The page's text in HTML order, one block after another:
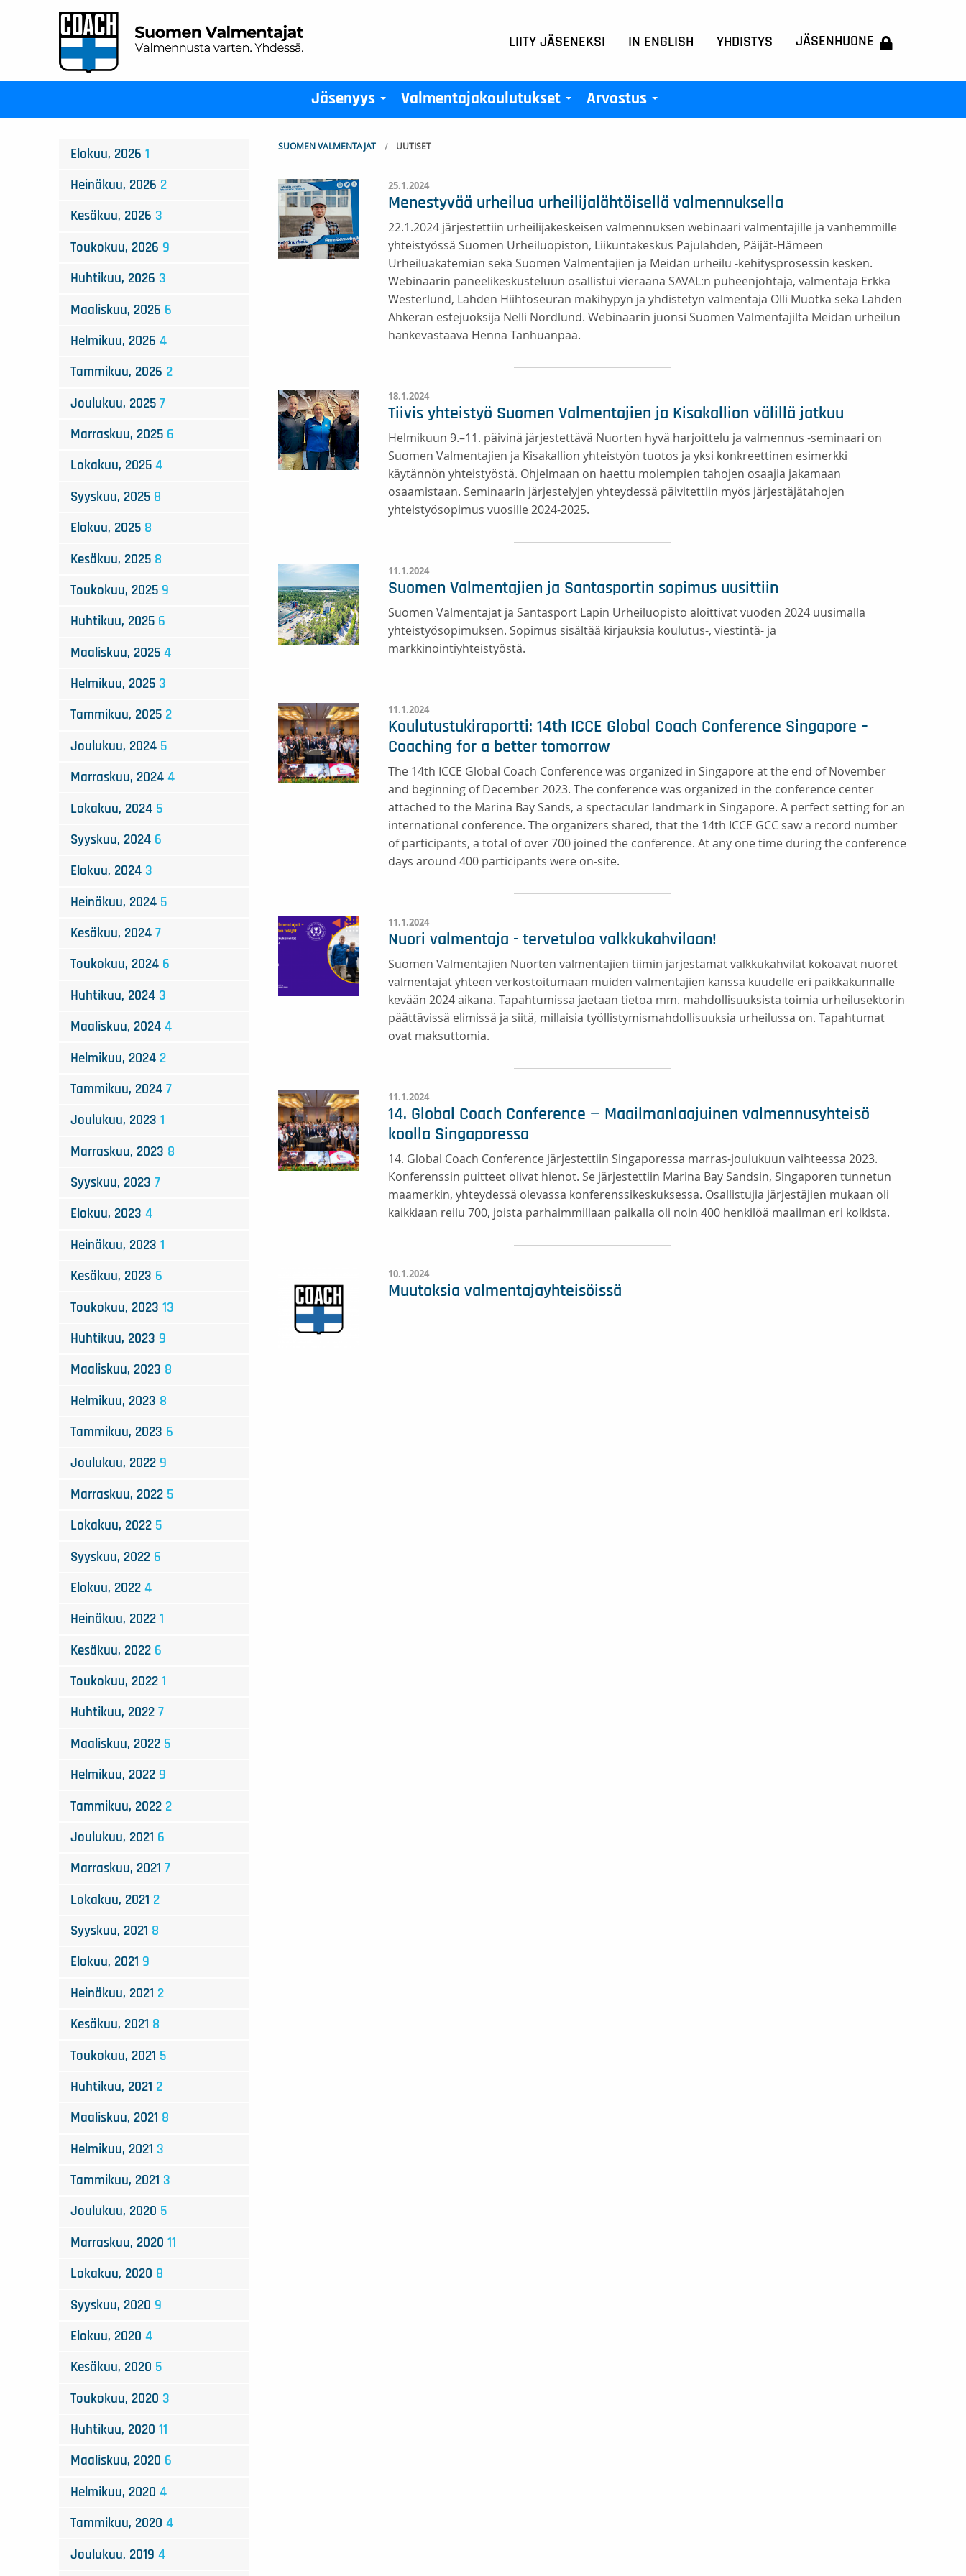
LIITY JÄSENEKSI IN ENGLISH YHDISTYS JÄSENHUONE
Jäsenyys Valmentajakoulutukset Arvostus
SUOMEN VALMENTAJAT UUTISET
25.1.2024
Menestyvää urheilua urheilijalähtöisellä valmennuksella
22.1.2024 järjestettiin urheilijakeskeisen valmennuksen webinaari valmentajille ja vanhemmille
yhteistyössä Suomen Urheiluopiston, Liikuntakeskus Pajulahden, Päijät-Hämeen
Urheiluakatemian sekä Suomen Valmentajien ja Meidän urheilu -kehitysprosessin kesken.
Webinaarin paneelikeskusteluun osallistui vieraana SAVAL:n puheenjohtaja, valmentaja Erkka
Westerlund, Lahden Hiihtoseuran mäkihypyn ja yhdistetyn valmentaja Olli Muotka sekä Lahden
Ahkeran estejuoksija Nelli Nordlund. Webinaarin juonsi Suomen Valmentajilta Meidän urheilun
hankevastaava Henna Tanhuanpää.
18.1.2024
Tiivis yhteistyö Suomen Valmentajien ja Kisakallion välillä jatkuu
Helmikuun 9.–11. päivinä järjestettävä Nuorten hyvä harjoittelu ja valmennus -seminaari on
Suomen Valmentajien ja Kisakallion yhteistyön tuotos ja yksi konkreettinen esimerkki
käytännön yhteistyöstä. Ohjelmaan on haettu molempien tahojen osaajia jakamaan
osaamistaan. Seminaarin järjestelyjen yhteydessä päivitettiin myös järjestäjätahojen
yhteistyösopimus vuosille 2024-2025.
11.1.2024
Suomen Valmentajien ja Santasportin sopimus uusittiin
Suomen Valmentajat ja Santasport Lapin Urheiluopisto aloittivat vuoden 2024 uusimalla
yhteistyösopimuksen. Sopimus sisältää kirjauksia koulutus-, viestintä- ja
markkinointiyhteistyöstä.
11.1.2024
Koulutustukiraportti: 14th ICCE Global Coach Conference Singapore –
Coaching for a better tomorrow
The 14th ICCE Global Coach Conference was organized in Singapore at the end of November
and beginning of December 2023. The conference was organized in the conference center
attached to the Marina Bay Sands, a spectacular landmark in Singapore. A perfect setting for an
international conference. The organizers shared, that the 14th ICCE GCC saw a record number
of participants, a total of over 700 joined the conference. At any one time during the conference
days around 400 participants were on-site.
11.1.2024
Nuori valmentaja - tervetuloa valkkukahvilaan!
Suomen Valmentajien Nuorten valmentajien tiimin järjestämät valkkukahvilat kokoavat nuoret
valmentajat yhteen verkostoitumaan muiden valmentajien kanssa kuudelle eri paikkakunnalle
kevään 2024 aikana. Tapahtumissa jaetaan tietoa mm. mahdollisuuksista toimia urheilusektorin
päättävissä elimissä ja siitä, millaisia työllistymismahdollisuuksia urheilussa on. Tapahtumat
ovat maksuttomia.
11.1.2024
14. Global Coach Conference − Maailmanlaajuinen valmennusyhteisö
koolla Singaporessa
14. Global Coach Conference järjestettiin Singaporessa marras-joulukuun vaihteessa 2023.
Konferenssin puitteet olivat hienot. Se järjestettiin Marina Bay Sandsin, Singaporen tunnetun
maamerkin, yhteydessä olevassa konferenssikeskuksessa. Osallistujia järjestäjien mukaan oli
kaikkiaan reilu 700, joista parhaimmillaan paikalla oli noin 400 henkilöä maailman eri kolkista.
10.1.2024
Muutoksia valmentajayhteisöissä
Elokuu, 2026 1
Heinäkuu, 2026 2
Kesäkuu, 2026 3
Toukokuu, 2026 9
Huhtikuu, 2026 3
Maaliskuu, 2026 6
Helmikuu, 2026 4
Tammikuu, 2026 2
Joulukuu, 2025 7
Marraskuu, 2025 6
Lokakuu, 2025 4
Syyskuu, 2025 8
Elokuu, 2025 8
Kesäkuu, 2025 8
Toukokuu, 2025 9
Huhtikuu, 2025 6
Maaliskuu, 2025 4
Helmikuu, 2025 3
Tammikuu, 2025 2
Joulukuu, 2024 5
Marraskuu, 2024 4
Lokakuu, 2024 5
Syyskuu, 2024 6
Elokuu, 2024 3
Heinäkuu, 2024 5
Kesäkuu, 2024 7
Toukokuu, 2024 6
Huhtikuu, 2024 3
Maaliskuu, 2024 4
Helmikuu, 2024 2
Tammikuu, 2024 7
Joulukuu, 2023 1
Marraskuu, 2023 8
Syyskuu, 2023 7
Elokuu, 2023 4
Heinäkuu, 2023 1
Kesäkuu, 2023 6
Toukokuu, 2023 13
Huhtikuu, 2023 9
Maaliskuu, 2023 8
Helmikuu, 2023 8
Tammikuu, 2023 6
Joulukuu, 2022 9
Marraskuu, 2022 5
Lokakuu, 2022 5
Syyskuu, 2022 6
Elokuu, 2022 4
Heinäkuu, 2022 1
Kesäkuu, 2022 6
Toukokuu, 2022 1
Huhtikuu, 2022 7
Maaliskuu, 2022 5
Helmikuu, 2022 9
Tammikuu, 2022 2
Joulukuu, 2021 6
Marraskuu, 2021 7
Lokakuu, 2021 2
Syyskuu, 2021 8
Elokuu, 2021 9
Heinäkuu, 2021 2
Kesäkuu, 2021 8
Toukokuu, 2021 5
Huhtikuu, 2021 2
Maaliskuu, 2021 8
Helmikuu, 2021 3
Tammikuu, 2021 3
Joulukuu, 2020 5
Marraskuu, 2020 11
Lokakuu, 2020 8
Syyskuu, 2020 9
Elokuu, 2020 4
Kesäkuu, 2020 5
Toukokuu, 2020 3
Huhtikuu, 2020 11
Maaliskuu, 2020 6
Helmikuu, 2020 4
Tammikuu, 2020 4
Joulukuu, 2019 4